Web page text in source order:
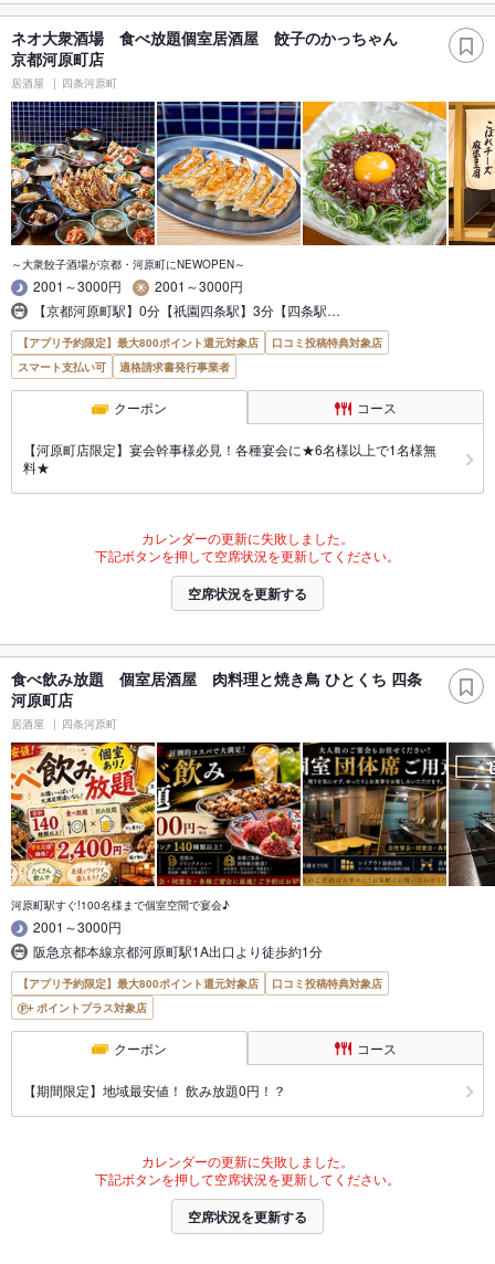
ネオ大衆酒場 食べ放題個室居酒屋 餃子のかっちゃん
京都河原町店
居酒屋 四条河原町
～大衆餃子酒場が京都・河原町にNEWOPEN～
2001～3000円
2001～3000円
【京都河原町駅】0分【祇園四条駅】3分【四条駅…
【アプリ予約限定】最大800ポイント還元対象店
口コミ投稿特典対象店
スマート支払い可
適格請求書発行事業者
クーポン コース
【河原町店限定】宴会幹事様必見！各種宴会に★6名様以上で1名様無
料★
カレンダーの更新に失敗しました。
下記ボタンを押して空席状況を更新してください。
空席状況を更新する
食べ飲み放題 個室居酒屋 肉料理と焼き鳥 ひとくち 四条
河原町店
居酒屋 四条河原町
河原町駅すぐ!100名様まで個室空間で宴会♪
2001～3000円
阪急京都本線京都河原町駅1A出口より徒歩約1分
【アプリ予約限定】最大800ポイント還元対象店
口コミ投稿特典対象店
ポイントプラス対象店
クーポン コース
【期間限定】地域最安値！ 飲み放題0円！？
カレンダーの更新に失敗しました。
下記ボタンを押して空席状況を更新してください。
空席状況を更新する